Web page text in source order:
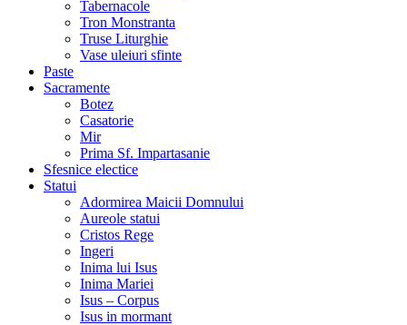
Tabernacole
Tron Monstranta
Truse Liturghie
Vase uleiuri sfinte
Paste
Sacramente
Botez
Casatorie
Mir
Prima Sf. Impartasanie
Sfesnice electice
Statui
Adormirea Maicii Domnului
Aureole statui
Cristos Rege
Ingeri
Inima lui Isus
Inima Mariei
Isus – Corpus
Isus in mormant